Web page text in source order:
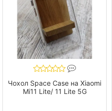
Чохол Space Case на Xiaomi
Mi11 Lite/ 11 Lite 5G